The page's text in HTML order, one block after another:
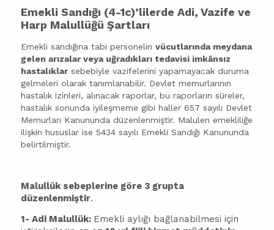
Emekli Sandığı (4-1c)’lilerde Adi, Vazife ve
Harp Malullüğü Şartları
Emekli sandığına tabi personelinvücutlarında meydana
gelen arızalar veya uğradıkları tedavisi imkânsız
hastalıklar sebebiyle vazifelerini yapamayacak duruma
gelmeleri olarak tanımlanabilir. Devlet memurlarının
hastalık izinleri, alınacak raporlar, bu raporların süreler,
hastalık sonunda iyileşmeme gibi haller 657 sayılı Devlet
Memurları Kanununda düzenlenmiştir. Malulen emekliliğe
ilişkin hususlar ise 5434 sayılı Emekli Sandığı Kanununda
belirtilmiştir.
Malullük sebeplerine göre 3 grupta
düzenlenmiştir.
1- Adi Malullük: Emekli aylığı bağlanabilmesi için